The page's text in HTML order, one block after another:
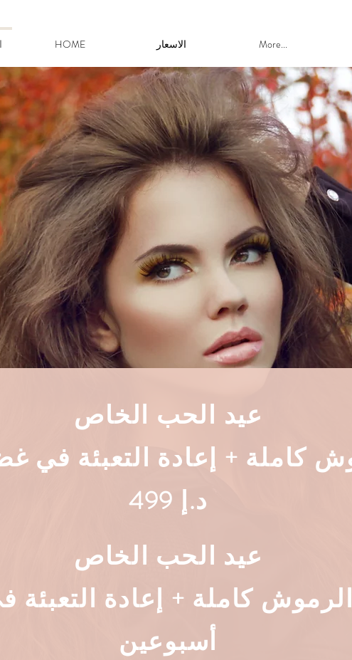
HOME الاسعار More...
عيد الحب الخاص
كاملة + إعادة التعبئة في
499 د.إ
عيد الحب الخاص
كاملة + إعادة
أسبوعين